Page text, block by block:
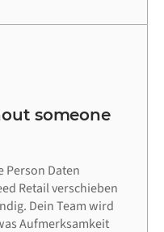
someone
Person Daten
Retail verschieben
Dein Team wird
Aufmerksamkeit